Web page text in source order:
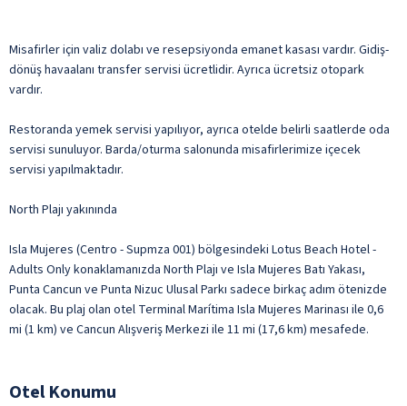
Misafirler için valiz dolabı ve resepsiyonda emanet kasası vardır. Gidiş-
dönüş havaalanı transfer servisi ücretlidir. Ayrıca ücretsiz otopark
vardır.
Restoranda yemek servisi yapılıyor, ayrıca otelde belirli saatlerde oda
servisi sunuluyor. Barda/oturma salonunda misafirlerimize içecek
servisi yapılmaktadır.
North Plajı yakınında
Isla Mujeres (Centro - Supmza 001) bölgesindeki Lotus Beach Hotel -
Adults Only konaklamanızda North Plajı ve Isla Mujeres Batı Yakası,
Punta Cancun ve Punta Nizuc Ulusal Parkı sadece birkaç adım ötenizde
olacak. Bu plaj olan otel Terminal Marítima Isla Mujeres Marinası ile 0,6
mi (1 km) ve Cancun Alışveriş Merkezi ile 11 mi (17,6 km) mesafede.
Otel Konumu